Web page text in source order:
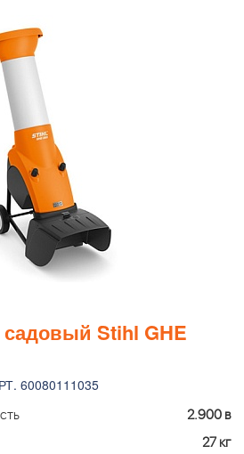
Stihl GHE
60080111035
2.900 в
27 кг